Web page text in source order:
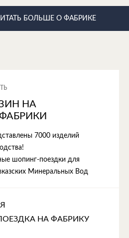
БОЛЬШЕ О ФАБРИКЕ
НА
7000 изделий
шопинг-поездки для
Минеральных Вод
НА ФАБРИКУ